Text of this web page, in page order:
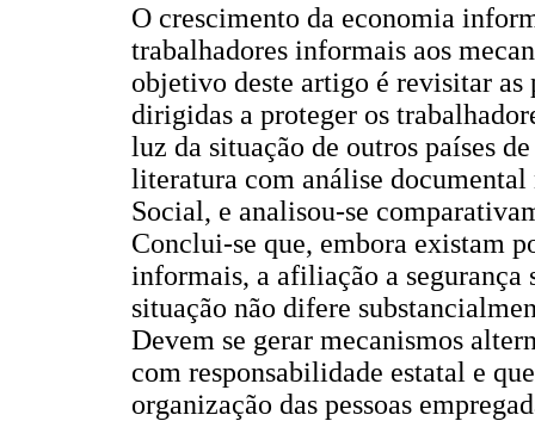
O crescimento da economia
trabalhadores informais aos
objetivo deste artigo é revisitar
dirigidas a proteger os
luz da situação de outros países
literatura com análise documental
Social, e analisou-se
Conclui-se que, embora existam
informais, a afiliação a segurança
situação não difere
Devem se gerar mecanismos
com responsabilidade estatal e
organização das pessoas